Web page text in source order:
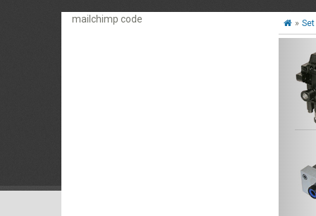
mailchimp code »